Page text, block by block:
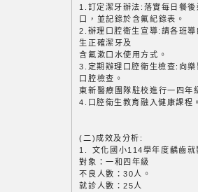
1.訂定潔牙辦法:落實每日餐
口，並記錄於含氟紀錄表。
2.辦理口腔衛生宣導:請各班
生正確潔牙及
含氟漱口水使用方式。
3.定期辦理口腔衛生檢查:向
口腔檢查。
東新醫療團隊駐校進行一四年
4.口腔衛生教育融入健康課程
(二)成效及分析:
1. 文化國小114學年度齲齒就
對象：一和四年級
不良人數：30人。
就診人數：25人